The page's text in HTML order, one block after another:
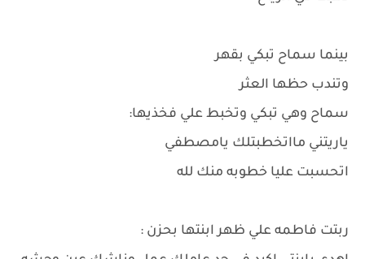
بينما سماح تبكي بقهر
وتندب حظها العثر
سماح وهي تبكي وتخبط علي فخذيها:
ياريتني مااتخطبتلك يامصطفي
اتحسبت عليا خطوبه منك لله
ربتت فاطمه علي ظهر ابنتها بحزن :